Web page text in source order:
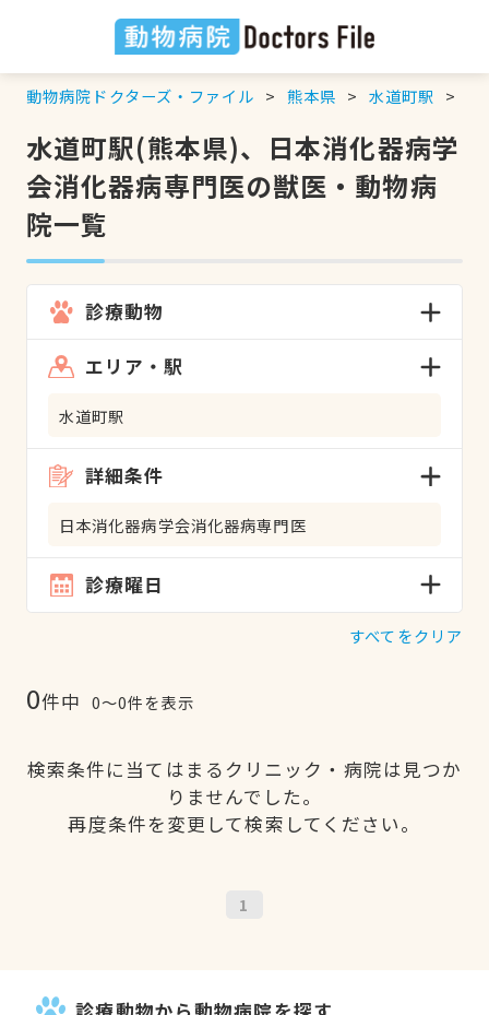
動物病院ドクターズ・ファイル 熊本県 水道町駅
水道町駅(熊本県)、日本消化器病学
会消化器病専門医の獣医・動物病
院一覧
診療動物
エリア・駅
水道町駅
詳細条件
日本消化器病学会消化器病専門医
診療曜日
すべてをクリア
0件中 0〜0件を表示
検索条件に当てはまるクリニック・病院は見つか
りませんでした。
再度条件を変更して検索してください。
1